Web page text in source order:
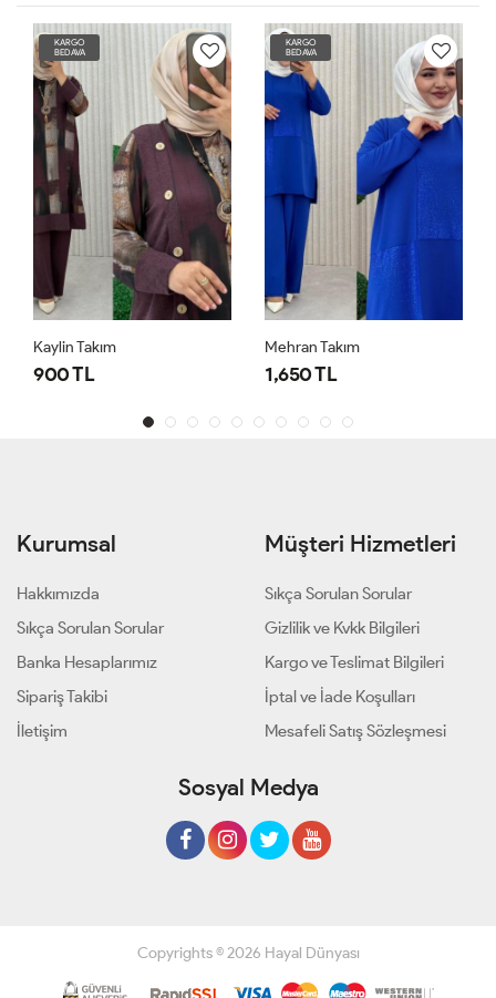
KARGO
BEDAVA
Kaylin Takım
900 TL
KARGO
BEDAVA
Mehran Takım
1,650 TL
Kurumsal
Hakkımızda
Sıkça Sorulan Sorular
Banka Hesaplarımız
Sipariş Takibi
İletişim
Müşteri Hizmetleri
Sıkça Sorulan Sorular
Gizlilik ve Kvkk Bilgileri
Kargo ve Teslimat Bilgileri
İptal ve İade Koşulları
Mesafeli Satış Sözleşmesi
Sosyal Medya
Copyrights © 2026 Hayal Dünyası